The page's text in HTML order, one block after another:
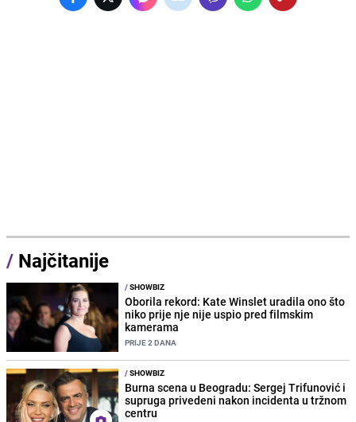
/ Najčitanije
/SHOWBIZ
Oborila rekord: Kate Winslet uradila ono što
niko prije nje nije uspio pred filmskim
kamerama
PRIJE 2 DANA
/SHOWBIZ
Burna scena u Beogradu: Sergej Trifunović i
supruga privedeni nakon incidenta u tržnom
centru